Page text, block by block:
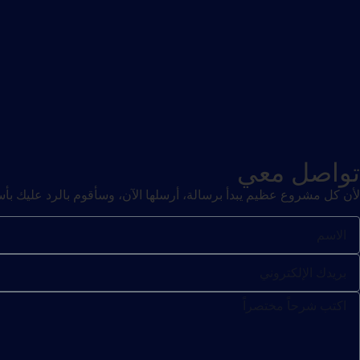
تواصل معي
لأن كل مشروع عظيم يبدأ برسالة، أرسلها الآن، وسأقوم بالرد عليك